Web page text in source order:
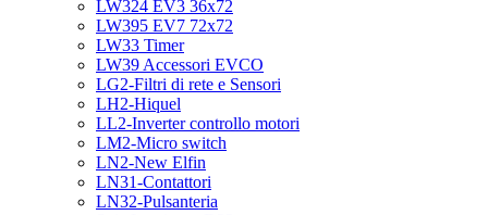
LW324 EV3 36x72
LW395 EV7 72x72
LW33 Timer
LW39 Accessori EVCO
LG2-Filtri di rete e Sensori
LH2-Hiquel
LL2-Inverter controllo motori
LM2-Micro switch
LN2-New Elfin
LN31-Contattori
LN32-Pulsanteria